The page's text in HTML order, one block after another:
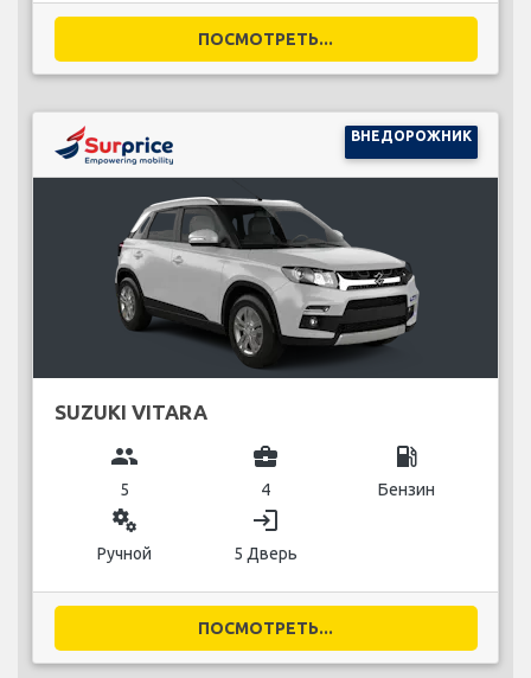
ПОСМОТРЕТЬ...
ВНЕДОРОЖНИК
SUZUKI VITARA
group
5
business_center
4
local_gas_station
Бензин
miscellaneous_services
Ручной
login
5 Дверь
ПОСМОТРЕТЬ...